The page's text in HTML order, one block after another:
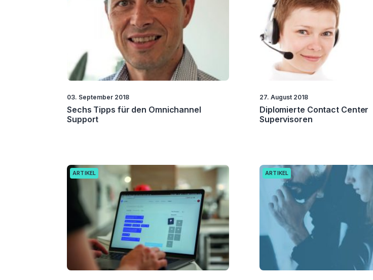
03. September 2018
Sechs Tipps für den Omnichannel
Support
27. August 2018
Diplomierte Contact Center
Supervisoren
ARTIKEL ARTIKEL